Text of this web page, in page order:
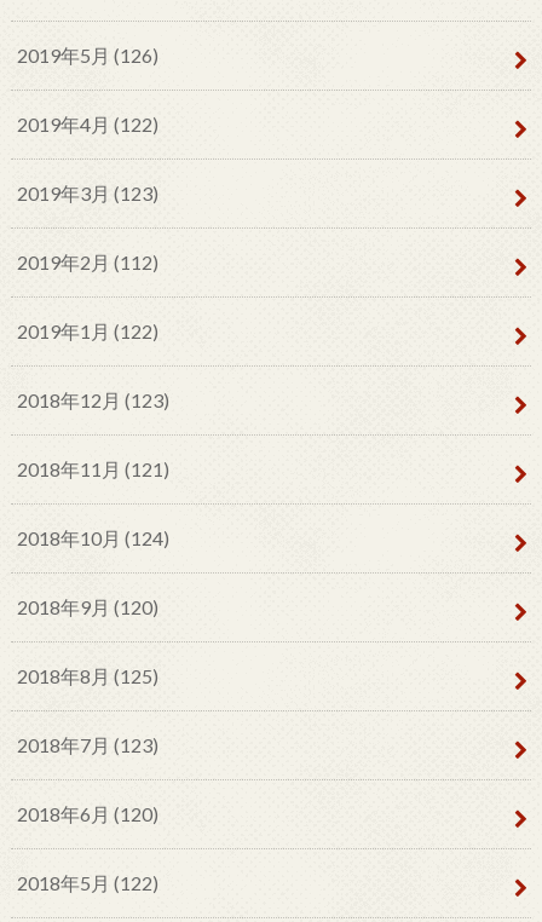
2019年5月 (126)
2019年4月 (122)
2019年3月 (123)
2019年2月 (112)
2019年1月 (122)
2018年12月 (123)
2018年11月 (121)
2018年10月 (124)
2018年9月 (120)
2018年8月 (125)
2018年7月 (123)
2018年6月 (120)
2018年5月 (122)